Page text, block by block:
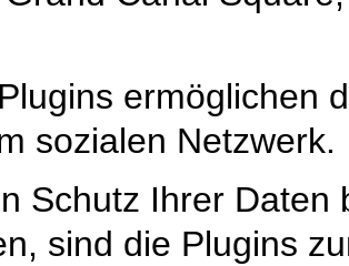
ermöglichen
sozialen Netzwerk.
Schutz Ihrer Daten
sind die Plugins